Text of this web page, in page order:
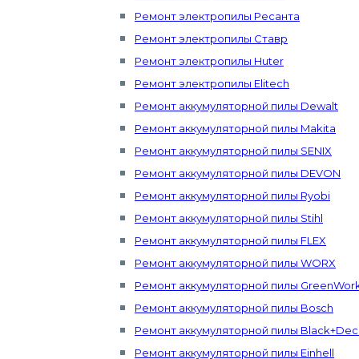
Ремонт электропилы Ресанта
Ремонт электропилы Ставр
Ремонт электропилы Huter
Ремонт электропилы Elitech
Ремонт аккумуляторной пилы Dewalt
Ремонт аккумуляторной пилы Makita
Ремонт аккумуляторной пилы SENIX
Ремонт аккумуляторной пилы DEVON
Ремонт аккумуляторной пилы Ryobi
Ремонт аккумуляторной пилы Stihl
Ремонт аккумуляторной пилы FLEX
Ремонт аккумуляторной пилы WORX
Ремонт аккумуляторной пилы
Ремонт аккумуляторной пилы Bosch
Ремонт аккумуляторной пилы
Ремонт аккумуляторной пилы Einhell